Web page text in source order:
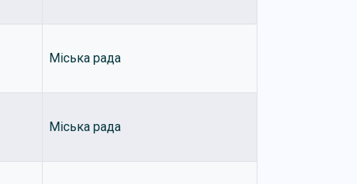
Міська рада
Міська рада